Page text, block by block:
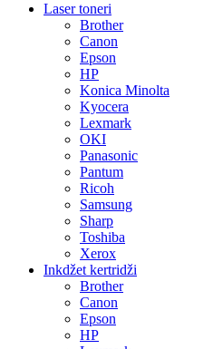
Laser toneri
Brother
Canon
Epson
HP
Konica Minolta
Kyocera
Lexmark
OKI
Panasonic
Pantum
Ricoh
Samsung
Sharp
Toshiba
Xerox
Inkdžet kertridži
Brother
Canon
Epson
HP